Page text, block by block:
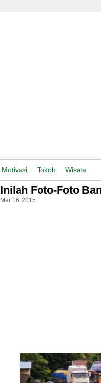
Motivasi Tokoh Wisata
Inilah Foto-Foto
Mar 16, 2015